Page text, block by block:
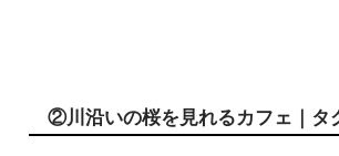
②川沿いの桜を見れるカフェ｜タ